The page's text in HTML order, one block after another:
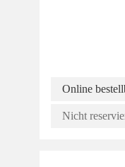
Online
Nicht